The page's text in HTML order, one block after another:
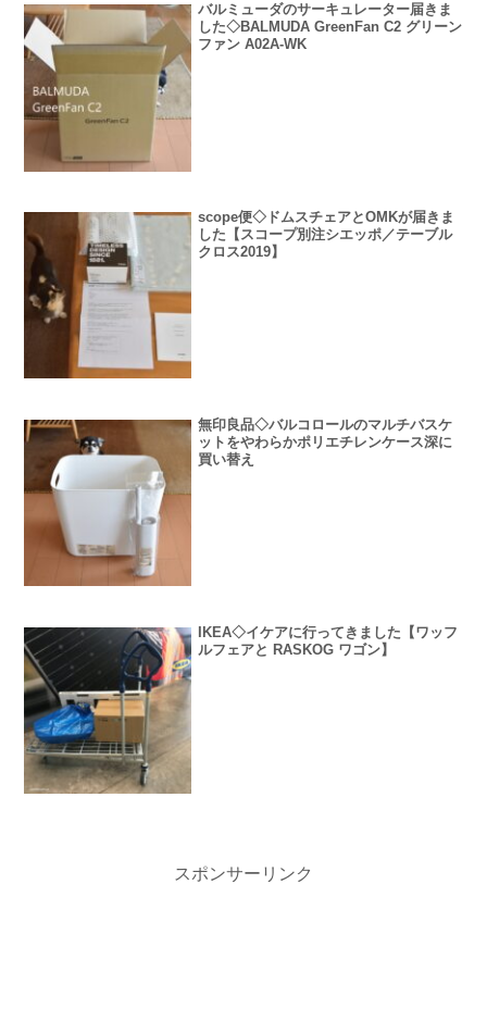
バルミューダのサーキュレーター届きま
した◇BALMUDA GreenFan C2 グリーン
ファン A02A-WK
scope便◇ドムスチェアとOMKが届きま
した【スコープ別注シエッポ／テーブル
クロス2019】
無印良品◇バルコロールのマルチバスケ
ットをやわらかポリエチレンケース深に
買い替え
IKEA◇イケアに行ってきました【ワッフ
ルフェアと RASKOG ワゴン】
スポンサーリンク